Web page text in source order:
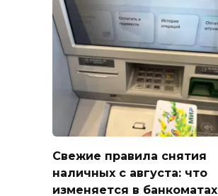
Свежие правила снятия
наличных с августа: что
изменяется в банкоматах